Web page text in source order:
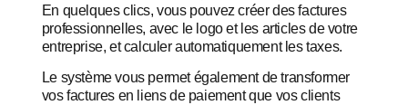
En quelques clics, vous pouvez créer des factures
professionnelles, avec le logo et les articles de votre
entreprise, et calculer automatiquement les taxes.
Le système vous permet également de transformer
vos factures en liens de paiement que vos clients